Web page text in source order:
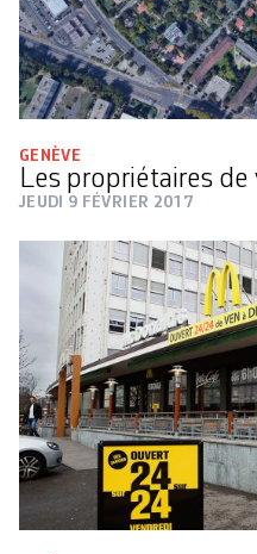
GENÈVE
Les propriétaires de
JEUDI 9 FÉVRIER 2017